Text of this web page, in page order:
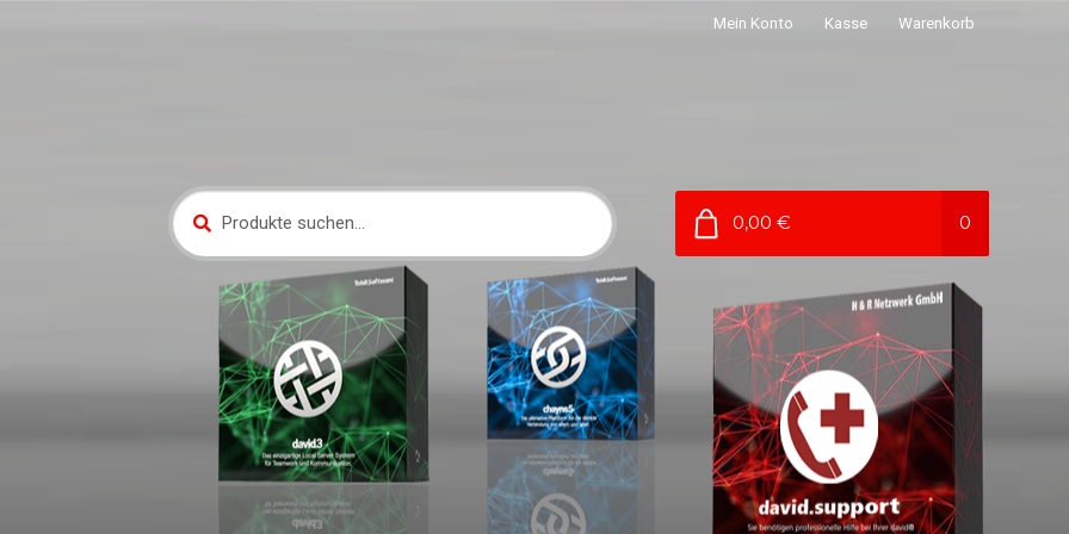
Mein Konto Kasse Warenkorb
Suche
nach:
Suchen
0,00 € 0